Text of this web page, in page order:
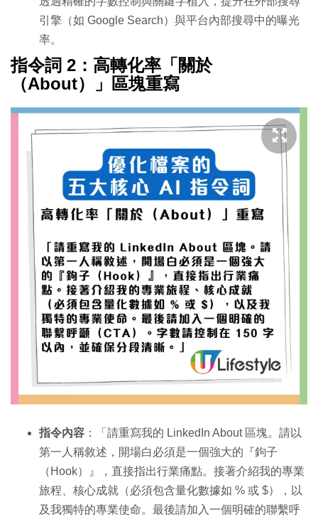
引擎（如 Google Search）與平台內部搜尋中的曝光
率。
指令詞 2：高轉化率「關於
（About）」區塊重寫
指令內容 ：「請重寫我的 LinkedIn About 區塊。請以
第一人稱敘述，開場白必須是一個強大的『鉤子
（Hook）』，直接指出行業痛點。接著介紹我的專業
旅程、核心成就（必須包含量化數據如 % 或 $），以
及我獨特的專業使命。最後請加入一個明確的聯繫呼